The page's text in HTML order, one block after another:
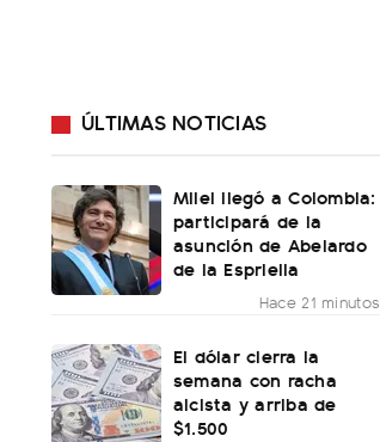
ÚLTIMAS NOTICIAS
Milei llegó a Colombia:
participará de la
asunción de Abelardo
de la Espriella
Hace 21 minutos
El dólar cierra la
semana con racha
alcista y arriba de
$1.500